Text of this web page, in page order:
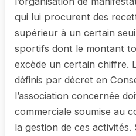
qui lui procurent des
supérieur à un certain
sportifs dont le montant
excède un certain chiffre.
définis par décret en
l’association concernée
commerciale soumise au
la gestion de ces